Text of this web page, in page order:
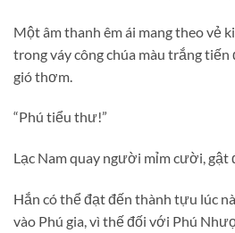
Một âm thanh êm ái mang theo vẻ
trong váy công chúa màu trắng tiến
gió thơm.
“Phú tiểu thư!”
Lạc Nam quay người mỉm cười, gật
Hắn có thể đạt đến thành tựu lúc
vào Phú gia, vì thế đối với Phú